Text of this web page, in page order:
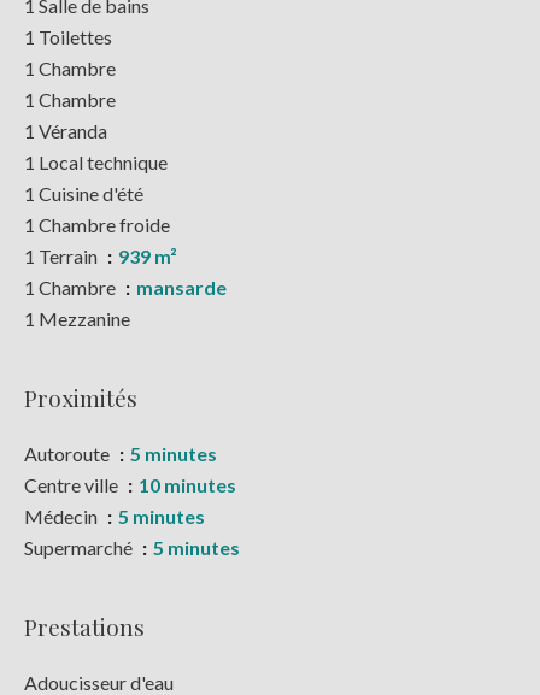
1 Salle de bains
1 Toilettes
1 Chambre
1 Chambre
1 Véranda
1 Local technique
1 Cuisine d'été
1 Chambre froide
1 Terrain
939 m²
1 Chambre
mansarde
1 Mezzanine
Proximités
Autoroute
5 minutes
Centre ville
10 minutes
Médecin
5 minutes
Supermarché
5 minutes
Prestations
Adoucisseur d'eau